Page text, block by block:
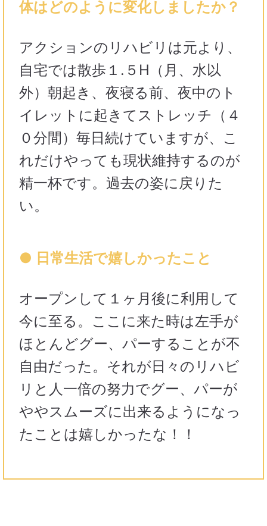
体はどのように変化しましたか？
アクションのリハビリは元より、
自宅では散歩１.５H（月、水以
外）朝起き、夜寝る前、夜中のト
イレットに起きてストレッチ（４
０分間）毎日続けていますが、こ
れだけやっても現状維持するのが
精一杯です。過去の姿に戻りた
い。
● 日常生活で嬉しかったこと
オープンして１ヶ月後に利用して
今に至る。ここに来た時は左手が
ほとんどグー、パーすることが不
自由だった。それが日々のリハビ
リと人一倍の努力でグー、パーが
ややスムーズに出来るようになっ
たことは嬉しかったな！！